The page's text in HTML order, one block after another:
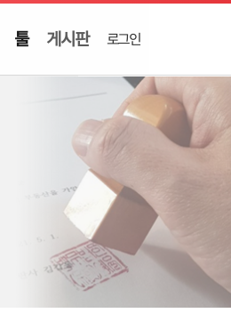
툴 게시판 로그인